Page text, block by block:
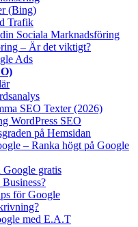
(Bing)
Trafik
Sociala Marknadsföring
– Är det viktigt?
Ads
SEO Texter (2026)
WordPress SEO
på Hemsidan
– Ranka högt på Google
Google gratis
för Google
med E.A.T